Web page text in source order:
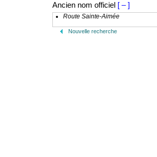
Ancien nom officiel [ – ]
Route Sainte-Aimée
Nouvelle recherche